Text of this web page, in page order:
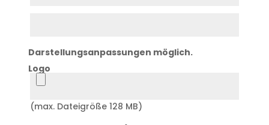
Darstellungsanpassungen möglich.
Logo
Logo
(max. Dateigröße 128 MB)